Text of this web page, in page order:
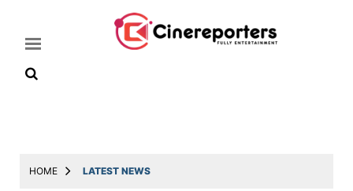
Latest
HOME LATEST NEWS